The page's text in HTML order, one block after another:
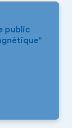
public